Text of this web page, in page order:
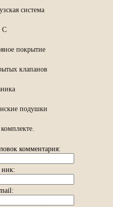
система
C
покрытие
клапанов
подушки
комментария: